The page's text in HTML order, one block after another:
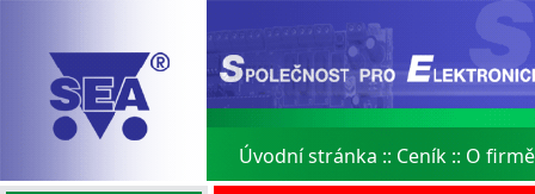
Úvodní stránka :: Ceník :: O firmě